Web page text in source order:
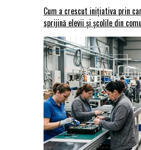
Cum a crescut inițiativa prin
sprijină elevii și școlile din